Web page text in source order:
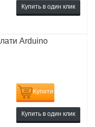
Купить в один клик
Arduino
Купити
Купить в один клик